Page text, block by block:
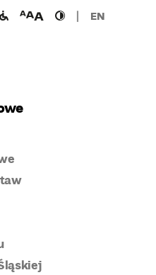
udogodnieniawielkość
czcionki
wysoki
kontrast
EN